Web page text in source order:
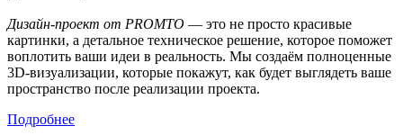
Дизайн-проект от PROMTO — это не просто красивые
картинки, а детальное техническое решение, которое поможет
воплотить ваши идеи в реальность. Мы создаём полноценные
3D-визуализации, которые покажут, как будет выглядеть ваше
пространство после реализации проекта.
Подробнее